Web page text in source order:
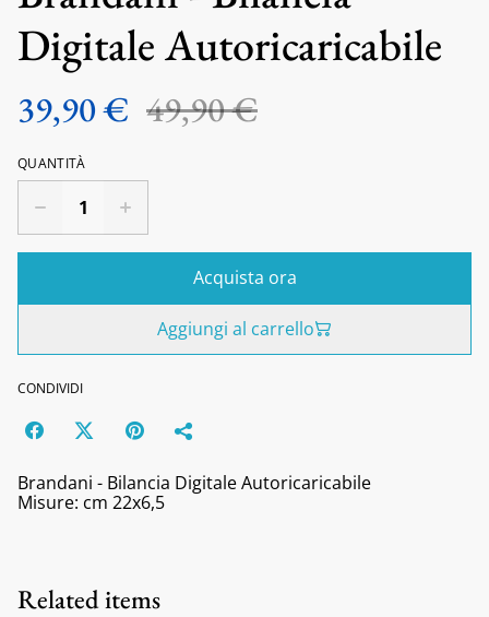
Digitale Autoricaricabile
39,90 € 49,90 €
QUANTITÀ
Acquista ora
Aggiungi al carrello
CONDIVIDI
Brandani - Bilancia Digitale Autoricaricabile
Misure: cm 22x6,5
Related items